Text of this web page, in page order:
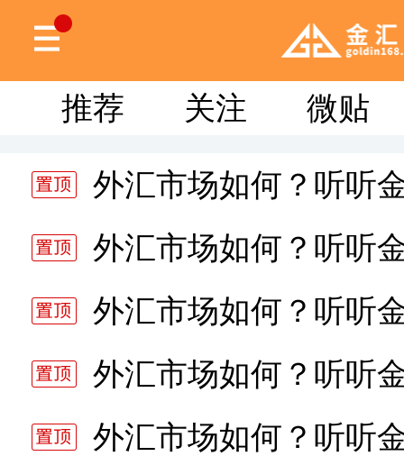
推荐 关注 微贴
外汇市场如何？听听
分析师静雅老师的分
外汇市场如何？听听
分析师静雅老师的分
外汇市场如何？听听
分析师静雅老师的分
外汇市场如何？听听
分析师静雅老师的分
外汇市场如何？听听